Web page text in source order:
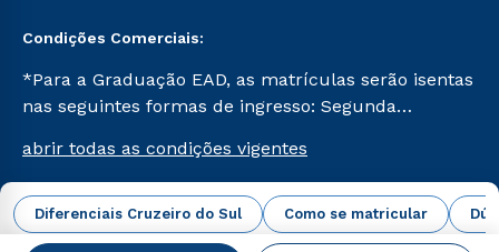
Diferenciais Cruzeiro do Sul Como se matricular
Condições Comerciais:
*Para a Graduação EAD, as matrículas serão isentas
nas seguintes formas de ingresso: Segunda
Já para as demais, a taxa de matrícula será de R$
49. *Para a Pós-graduação EAD, as ofertas
mencionadas são referentes aos cursos: Ensino
Religioso, Geografia para a Docência e Metodologia
abrir todas as condições vigentes
Campus Virtual Cruzeiro do Sul Educacional © 2026 -
Todos os direitos reservados.